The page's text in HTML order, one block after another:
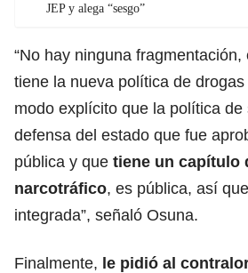
JEP y alega “sesgo”
“No hay ninguna
tiene la nueva política de
modo explícito que la política de
defensa del estado que fue
pública y que tiene un capítulo
narcotráfico, es pública, así
integrada”, señaló Osuna.
Finalmente, le pidió al